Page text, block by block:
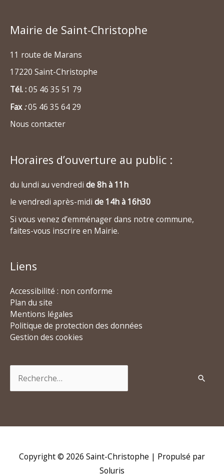
Mairie de Saint-Christophe
11 route de Marans
17220 Saint-Christophe
Tél. :05 46 35 51 79
Fax:05 46 35 64 29
Nous contacter
Horaires d’ouverture au public :
du lundi au vendredi de 8h à 11h
le vendredi après-midi de 14h à 16h30
Si vous venez d’emménager dans notre commune,
faites-vous inscrire en Mairie.
Liens
Accessibilité : non conforme
Plan du site
Mentions légales
Politique de protection des données
Gestion des cookies
Copyright © 2026 Saint-Christophe | Propulsé par
Soluris